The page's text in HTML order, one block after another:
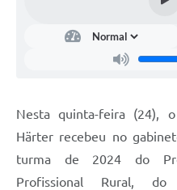
Nesta quinta-feira (24),
Härter recebeu no
turma de 2024 do
Profissional Rural, do